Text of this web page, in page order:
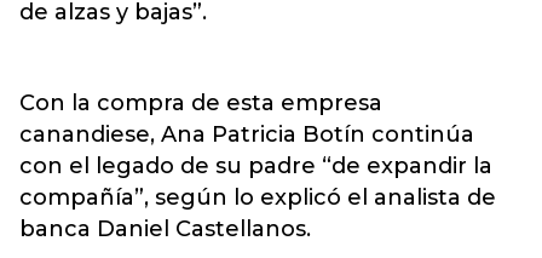
de alzas y bajas”.
Con la compra de esta empresa
canandiese, Ana Patricia Botín continúa
con el legado de su padre “de expandir la
compañía”, según lo explicó el analista de
banca Daniel Castellanos.